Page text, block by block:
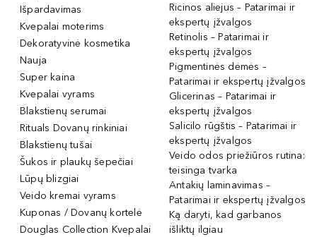
Išpardavimas
Kvepalai moterims
Dekoratyvinė kosmetika
Nauja
Super kaina
Kvepalai vyrams
Blakstienų serumai
Rituals Dovanų rinkiniai
Blakstienų tušai
Šukos ir plaukų šepečiai
Lūpų blizgiai
Veido kremai vyrams
Kuponas / Dovanų kortelė
Douglas Collection Kvepalai
Ricinos aliejus – Patarimai ir
ekspertų įžvalgos
Retinolis – Patarimai ir
ekspertų įžvalgos
Pigmentinės dėmės –
Patarimai ir ekspertų įžvalgos
Glicerinas – Patarimai ir
ekspertų įžvalgos
Salicilo rūgštis – Patarimai ir
ekspertų įžvalgos
Veido odos priežiūros rutina:
teisinga tvarka
Antakių laminavimas –
Patarimai ir ekspertų įžvalgos
Ką daryti, kad garbanos
išliktų ilgiau